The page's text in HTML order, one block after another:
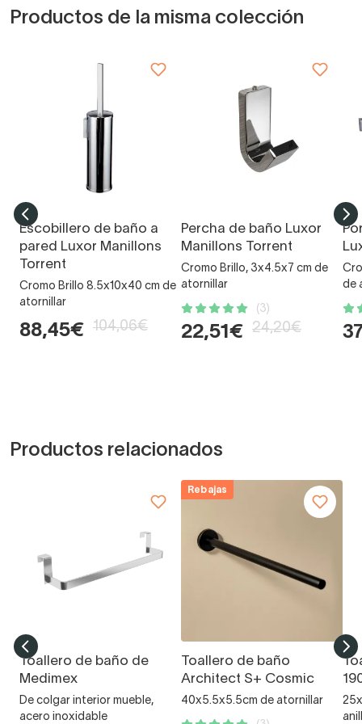
Productos de la misma colección
Escobillero de baño a
pared Luxor Manillons
Torrent
Cromo Brillo 8.5x10x40 cm de
atornillar
88,45€ 104,06€
Percha de baño Luxor
Manillons Torrent
Cromo Brillo, 3x4.5x7 cm de
atornillar
(3)
22,51€ 24,20€
de
Productos relacionados
Toallero de baño de
Medimex
De colgar interior mueble,
acero inoxidable
Rebajas
Toallero de baño
Architect S+ Cosmic
40x5.5x5.5cm de atornillar